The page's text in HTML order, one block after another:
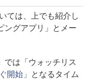
ては、上でも紹介し
ングアプリ」とメー
は「ウォッチリス
開始」
となるタイム